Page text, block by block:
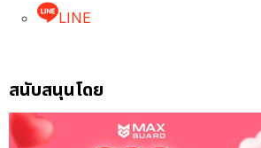
LINE
สนับสนุนโดย